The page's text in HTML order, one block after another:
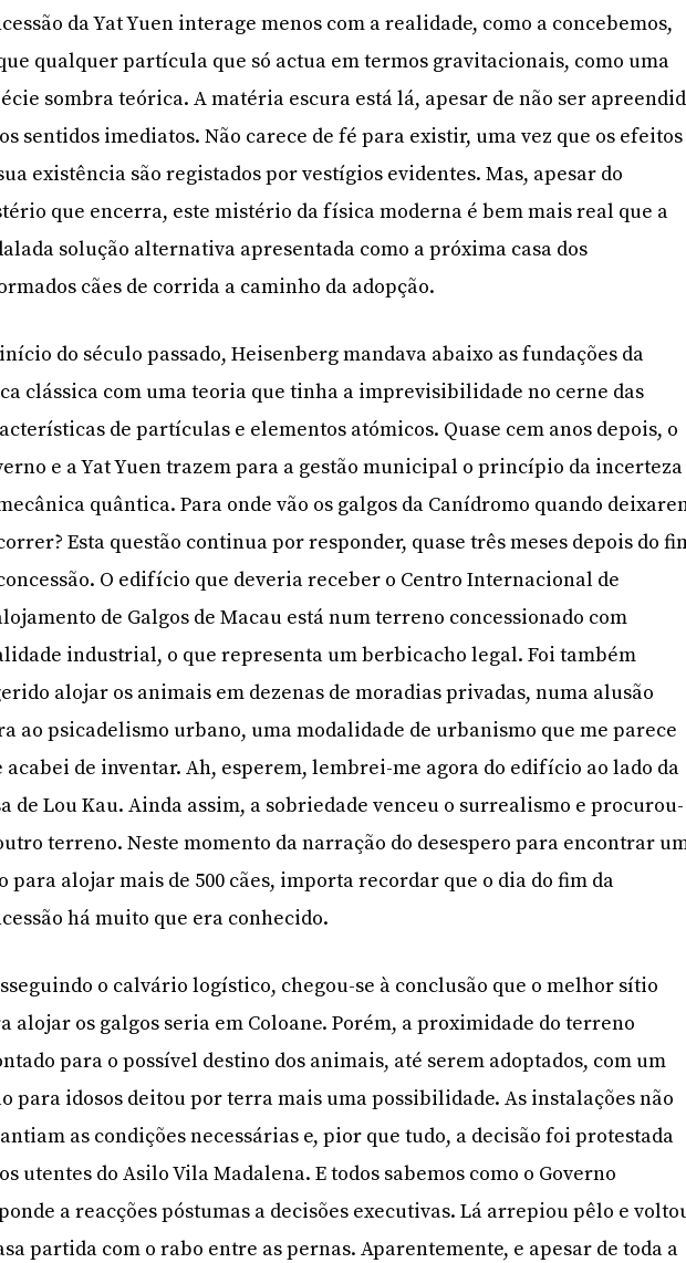
da Yat Yuen interage menos com a realidade, como a concebemos,
qualquer partícula que só actua em termos gravitacionais, como uma
sombra teórica. A matéria escura está lá, apesar de não ser
sentidos imediatos. Não carece de fé para existir, uma vez que os efeitos
existência são registados por vestígios evidentes. Mas, apesar do
que encerra, este mistério da física moderna é bem mais real que a
solução alternativa apresentada como a próxima casa dos
cães de corrida a caminho da adopção.
do século passado, Heisenberg mandava abaixo as fundações da
clássica com uma teoria que tinha a imprevisibilidade no cerne das
de partículas e elementos atómicos. Quase cem anos depois, o
e a Yat Yuen trazem para a gestão municipal o princípio da incerteza
quântica. Para onde vão os galgos da Canídromo quando
Esta questão continua por responder, quase três meses depois do
O edifício que deveria receber o Centro Internacional de
de Galgos de Macau está num terreno concessionado com
industrial, o que representa um berbicacho legal. Foi também
alojar os animais em dezenas de moradias privadas, numa alusão
ao psicadelismo urbano, uma modalidade de urbanismo que me parece
acabei de inventar. Ah, esperem, lembrei-me agora do edifício ao lado da
de Lou Kau. Ainda assim, a sobriedade venceu o surrealismo e procurou-
terreno. Neste momento da narração do desespero para encontrar
para alojar mais de 500 cães, importa recordar que o dia do fim da
há muito que era conhecido.
o calvário logístico, chegou-se à conclusão que o melhor sítio
alojar os galgos seria em Coloane. Porém, a proximidade do terreno
para o possível destino dos animais, até serem adoptados, com um
para idosos deitou por terra mais uma possibilidade. As instalações não
as condições necessárias e, pior que tudo, a decisão foi protestada
utentes do Asilo Vila Madalena. E todos sabemos como o Governo
a reacções póstumas a decisões executivas. Lá arrepiou pêlo e
partida com o rabo entre as pernas. Aparentemente, e apesar de toda a